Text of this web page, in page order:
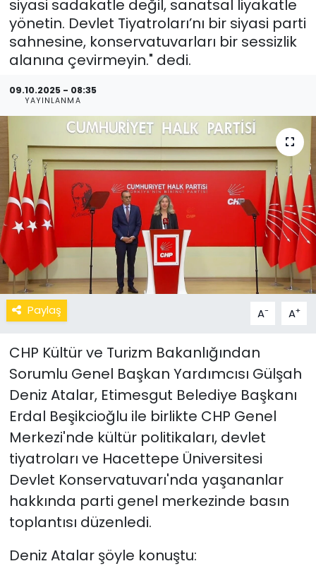
siyasi sadakatle değil, sanatsal liyakatle
yönetin. Devlet Tiyatroları’nı bir siyasi parti
sahnesine, konservatuvarları bir sessizlik
alanına çevirmeyin." dedi.
09.10.2025 - 08:35
YAYINLANMA
Paylaş A- A+
CHP Kültür ve Turizm Bakanlığından
Sorumlu Genel Başkan Yardımcısı Gülşah
Deniz Atalar, Etimesgut Belediye Başkanı
Erdal Beşikcioğlu ile birlikte CHP Genel
Merkezi'nde kültür politikaları, devlet
tiyatroları ve Hacettepe Üniversitesi
Devlet Konservatuvarı'nda yaşananlar
hakkında parti genel merkezinde basın
toplantısı düzenledi.
Deniz Atalar şöyle konuştu: